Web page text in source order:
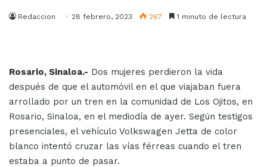
Redaccion 28 febrero, 2023 267 1 minuto de lectura
Rosario, Sinaloa.- Dos mujeres perdieron la vida
después de que el automóvil en el que viajaban fuera
arrollado por un tren en la comunidad de Los Ojitos, en
Rosario, Sinaloa, en el mediodía de ayer. Según testigos
presenciales, el vehículo Volkswagen Jetta de color
blanco intentó cruzar las vías férreas cuando el tren
estaba a punto de pasar.